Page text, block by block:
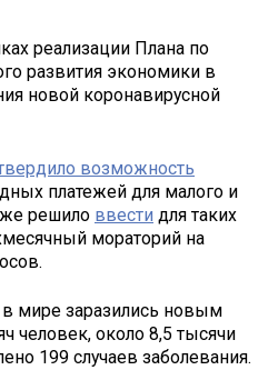
реализации Плана по
развития экономики в
новой коронавирусной
возможность
платежей для малого и
решило ввести для таких
мораторий на
мире заразились новым
человек, около 8,5 тысячи
199 случаев заболевания.